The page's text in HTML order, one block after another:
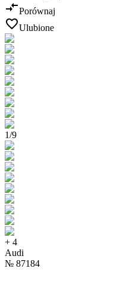
Porównaj
Ulubione
1/9
+ 4
Audi
№ 87184